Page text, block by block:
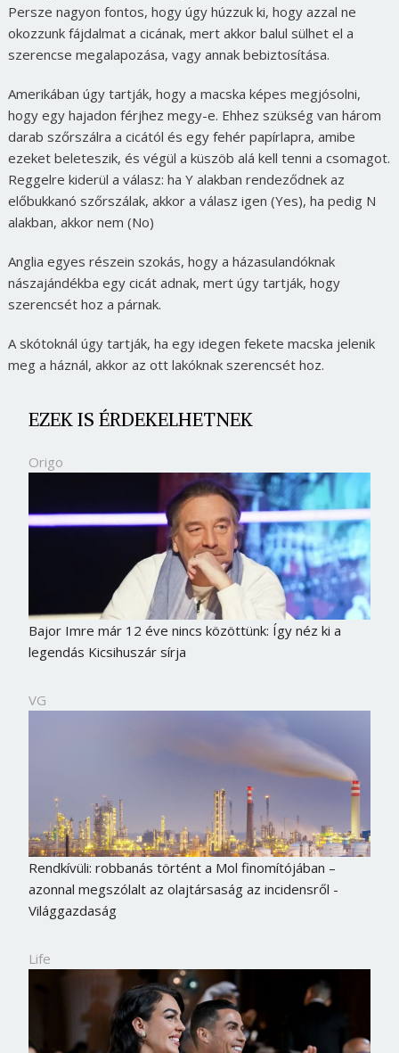
Persze nagyon fontos, hogy úgy húzzuk ki, hogy azzal ne
okozzunk fájdalmat a cicának, mert akkor balul sülhet el a
szerencse megalapozása, vagy annak bebiztosítása.
Amerikában úgy tartják, hogy a macska képes megjósolni,
hogy egy hajadon férjhez megy-e. Ehhez szükség van három
darab szőrszálra a cicától és egy fehér papírlapra, amibe
ezeket beleteszik, és végül a küszöb alá kell tenni a csomagot.
Reggelre kiderül a válasz: ha Y alakban rendeződnek az
előbukkanó szőrszálak, akkor a válasz igen (Yes), ha pedig N
alakban, akkor nem (No)
Anglia egyes részein szokás, hogy a házasulandóknak
nászajándékba egy cicát adnak, mert úgy tartják, hogy
szerencsét hoz a párnak.
A skótoknál úgy tartják, ha egy idegen fekete macska jelenik
meg a háznál, akkor az ott lakóknak szerencsét hoz.
EZEK IS ÉRDEKELHETNEK
Origo
Bajor Imre már 12 éve nincs közöttünk: Így néz ki a
legendás Kicsihuszár sírja
VG
Rendkívüli: robbanás történt a Mol finomítójában –
azonnal megszólalt az olajtársaság az incidensről -
Világgazdaság
Life